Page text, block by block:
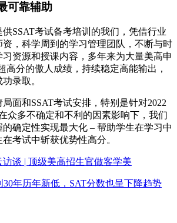
可靠辅助
SSAT考试备考培训的我们，凭借行业
，科学周到的学习管理团队，不断与时
资源和授课内容，多年来为大量美高申
高分的傲人成绩，持续稳定高能输出，
录取。
面和SSAT考试安排，特别是针对2022
众多不确定和不利的因素影响下，我们
确定性实现最大化 – 帮助学生在学习中
考试中斩获优势性高分。
访谈 | 顶级美高招生官做客学美
30年历年新低，SAT分数也呈下降趋势